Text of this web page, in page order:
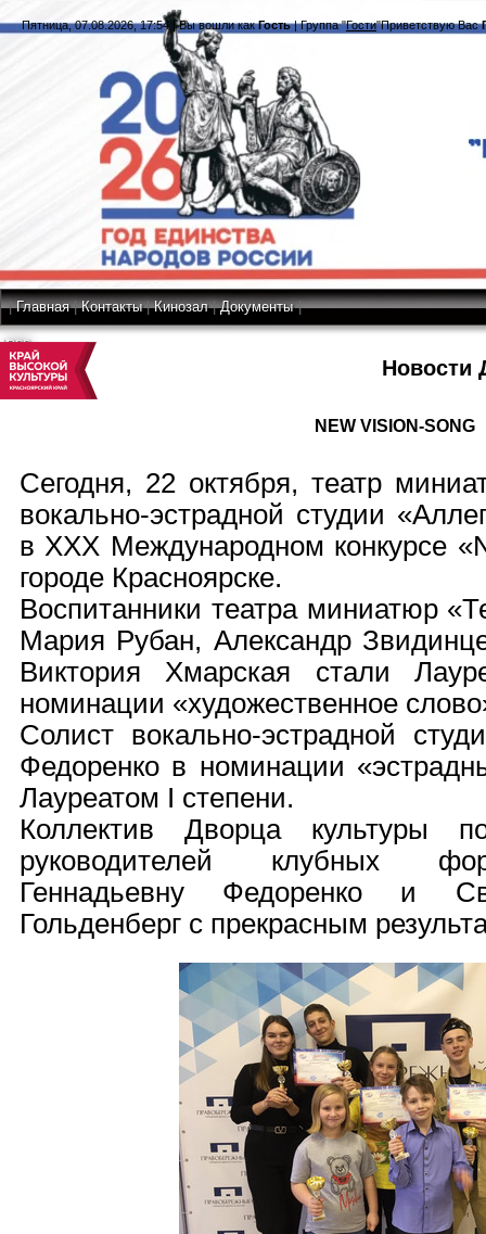
Пятница, 07.08.2026, 17:54 |Вы вошли как Гость|Группа"Гости"Приветствую Вас
|Главная|Контакты|Кинозал|Документы
|RSS
Новости
NEW VISION-SONG
Сегодня, 22 октября, театр
вокально-эстрадной студии
в XXX Международном конкурсе
городе Красноярске.
Воспитанники театра миниатюр
Мария Рубан, Александр
Виктория Хмарская стали
номинации «художественное
Солист вокально-эстрадной
Федоренко в номинации
Лауреатом I степени.
Коллектив Дворца культуры
руководителей клубных
Геннадьевну Федоренко и
Гольденберг с прекрасным